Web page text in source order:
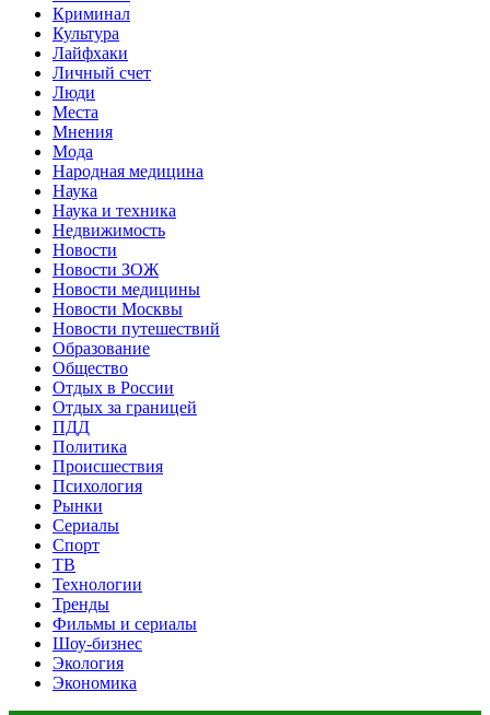
Криминал
Культура
Лайфхаки
Личный счет
Люди
Места
Мнения
Мода
Народная медицина
Наука
Наука и техника
Недвижимость
Новости
Новости ЗОЖ
Новости медицины
Новости Москвы
Новости путешествий
Образование
Общество
Отдых в России
Отдых за границей
ПДД
Политика
Происшествия
Психология
Рынки
Сериалы
Спорт
ТВ
Технологии
Тренды
Фильмы и сериалы
Шоу-бизнес
Экология
Экономика